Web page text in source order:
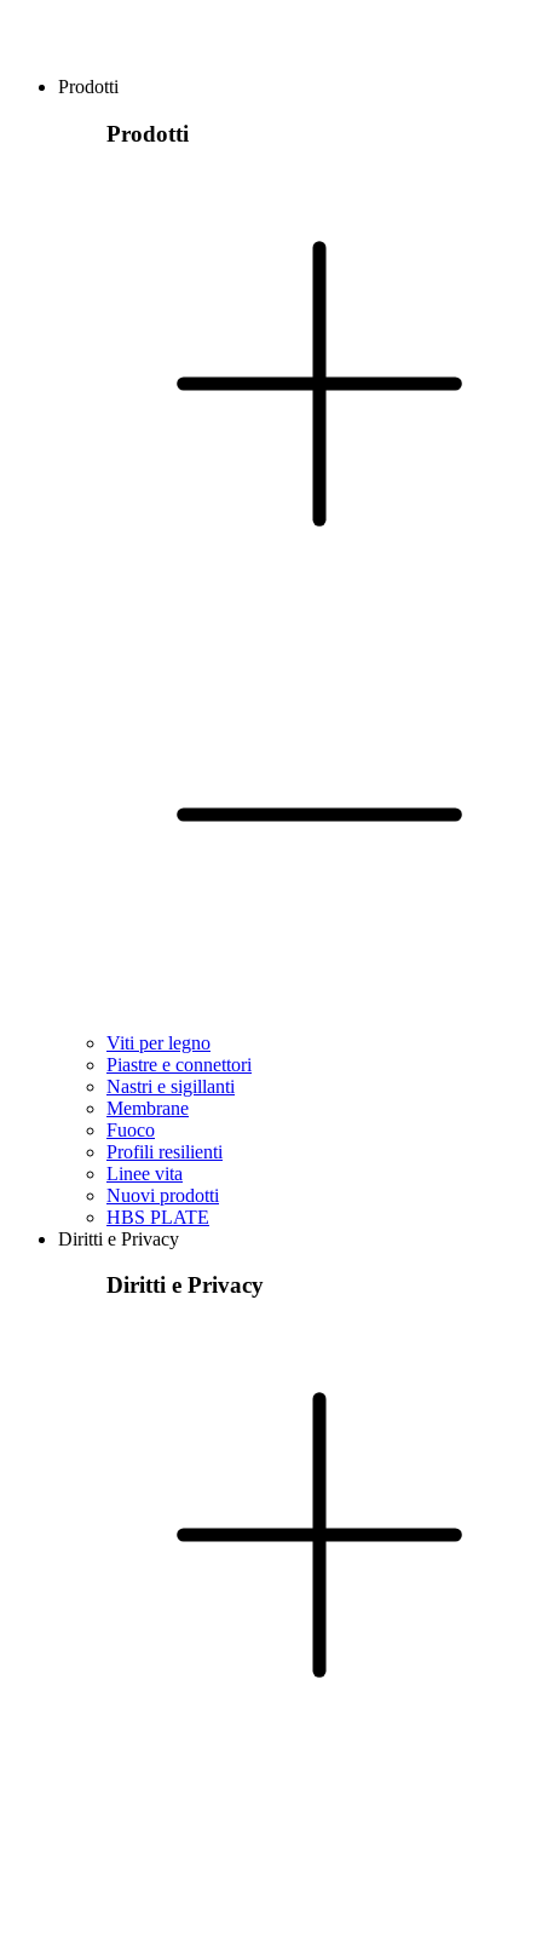
Prodotti
Prodotti
Viti per legno
Piastre e connettori
Nastri e sigillanti
Membrane
Fuoco
Profili resilienti
Linee vita
Nuovi prodotti
HBS PLATE
Diritti e Privacy
Diritti e Privacy